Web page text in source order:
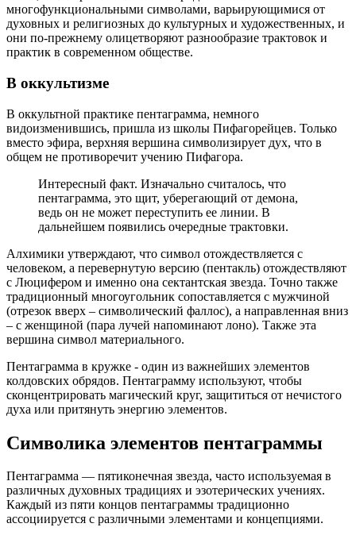
многофункциональными символами, варьирующимися от
духовных и религиозных до культурных и художественных, и
они по-прежнему олицетворяют разнообразие трактовок и
практик в современном обществе.
В оккультизме
В оккультной практике пентаграмма, немного
видоизменившись, пришла из школы Пифагорейцев. Только
вместо эфира, верхняя вершина символизирует дух, что в
общем не противоречит учению Пифагора.
Интересный факт. Изначально считалось, что
пентаграмма, это щит, уберегающий от демона,
ведь он не может переступить ее линии. В
дальнейшем появились очередные трактовки.
Алхимики утверждают, что символ отождествляется с
человеком, а перевернутую версию (пентакль) отождествляют
с Люцифером и именно она сектантская звезда. Точно также
традиционный многоугольник сопоставляется с мужчиной
(отрезок вверх – символический фаллос), а направленная вниз
– с женщиной (пара лучей напоминают лоно). Также эта
вершина символ материального.
Пентаграмма в кружке - один из важнейших элементов
колдовских обрядов. Пентаграмму используют, чтобы
сконцентрировать магический круг, защититься от нечистого
духа или притянуть энергию элементов.
Символика элементов пентаграммы
Пентаграмма — пятиконечная звезда, часто используемая в
различных духовных традициях и эзотерических учениях.
Каждый из пяти концов пентаграммы традиционно
ассоциируется с различными элементами и концепциями.